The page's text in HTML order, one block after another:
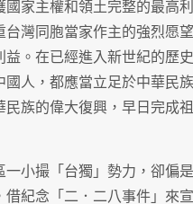
國家主權和領土完整的最高
台灣同胞當家作主的強烈愿
益。在已經進入新世紀的歷
國人，都應當立足於中華民
民族的偉大復興，早日完成
一小撮「台獨」勢力，卻偏
借紀念「二．二八事件」來